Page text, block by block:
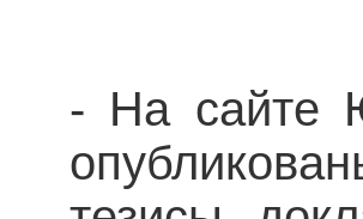
- На сайте